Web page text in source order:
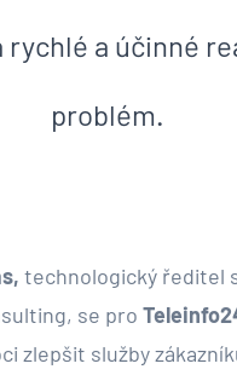
rychlé a účinné
problém.
technologický ředitel
se pro
zlepšit služby